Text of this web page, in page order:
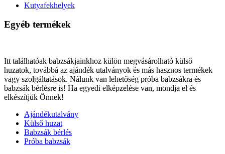
Kutyafekhelyek
Egyéb termékek
Itt találhatóak babzsákjainkhoz külön megvásárolható külső
huzatok, továbbá az ajándék utalványok és más hasznos termékek
vagy szolgáltatások. Nálunk van lehetőség próba babzsákra és
babzsák bérlésre is! Ha egyedi elképzelése van, mondja el és
elkészítjük Önnek!
Ajándékutalvány
Külső huzat
Babzsák bérlés
Próba babzsák